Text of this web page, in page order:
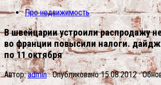
Про недвижимость
В швейцарии устроили распродажу
во франции повысили налоги.
по 11 октября
Автор:admin · Опубликовано15.08.2012·